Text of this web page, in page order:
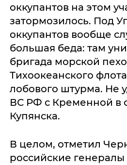
оккупантов на этом
затормозилось. Под
оккупантов вообще
большая беда: там
бригада морской
Тихоокеанского
лобового штурма. Не
ВС РФ с Кременной в
Купянска.
В целом, отметил
российские